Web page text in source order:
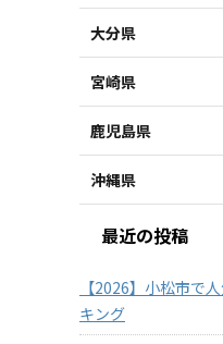
大分県
宮崎県
鹿児島県
沖縄県
最近の投稿
【2026】小松市で
キング